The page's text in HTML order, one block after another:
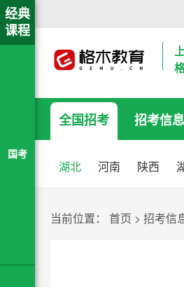
全国招考 招考信息
湖北 河南 陕西
经典
课程
国考
当前位置： 首页 > 招考信